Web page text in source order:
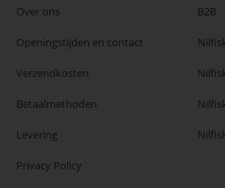
Over ons
Openingstijden en contact
Verzendkosten
Betaalmethoden
Levering
Privacy Policy
B2B